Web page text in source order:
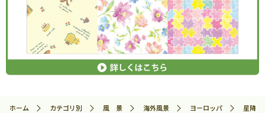
ホーム カテゴリ別 風 景 海外風景 ヨーロッパ
星降